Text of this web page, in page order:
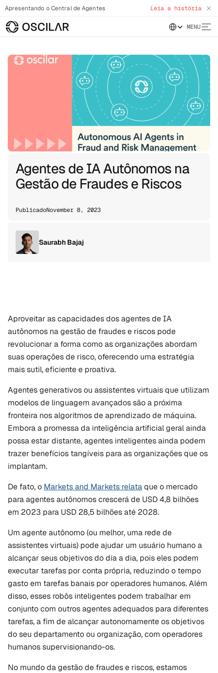
Apresentando o Central de Agentes Leia a história
Select Language
MENU
Agentes de IA Autônomos na
Gestão de Fraudes e Riscos
PublicadoNovember 8, 2023
Saurabh Bajaj
Aproveitar as capacidades dos agentes de IA
autônomos na gestão de fraudes e riscos pode
revolucionar a forma como as organizações abordam
suas operações de risco, oferecendo uma estratégia
mais sutil, eficiente e proativa.
Agentes generativos ou assistentes virtuais que utilizam
modelos de linguagem avançados são a próxima
fronteira nos algoritmos de aprendizado de máquina.
Embora a promessa da inteligência artificial geral ainda
possa estar distante, agentes inteligentes ainda podem
trazer benefícios tangíveis para as organizações que os
implantam.
De fato, o Markets and Markets relata que o mercado
para agentes autônomos crescerá de USD 4,8 bilhões
em 2023 para USD 28,5 bilhões até 2028.
Um agente autônomo (ou melhor, uma rede de
assistentes virtuais) pode ajudar um usuário humano a
alcançar seus objetivos do dia a dia, pois eles podem
executar tarefas por conta própria, reduzindo o tempo
gasto em tarefas banais por operadores humanos. Além
disso, esses robôs inteligentes podem trabalhar em
conjunto com outros agentes adequados para diferentes
tarefas, a fim de alcançar autonomamente os objetivos
do seu departamento ou organização, com operadores
humanos supervisionando-os.
No mundo da gestão de fraudes e riscos, estamos